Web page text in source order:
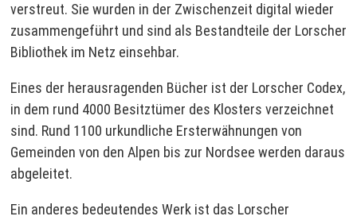
verstreut. Sie wurden in der Zwischenzeit digital wieder
zusammengeführt und sind als Bestandteile der Lorscher
Bibliothek im Netz einsehbar.
Eines der herausragenden Bücher ist der Lorscher Codex,
in dem rund 4000 Besitztümer des Klosters verzeichnet
sind. Rund 1100 urkundliche Ersterwähnungen von
Gemeinden von den Alpen bis zur Nordsee werden daraus
abgeleitet.
Ein anderes bedeutendes Werk ist das Lorscher